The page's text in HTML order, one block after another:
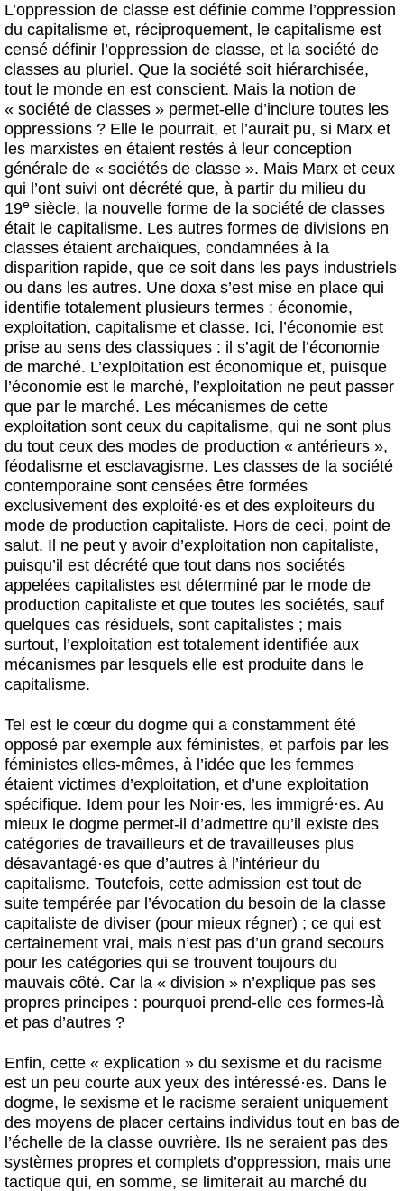
L’oppression de classe est définie comme l’oppression
du capitalisme et, réciproquement, le capitalisme est
censé définir l’oppression de classe, et la société de
classes au pluriel. Que la société soit hiérarchisée,
tout le monde en est conscient. Mais la notion de
« société de classes » permet-elle d’inclure toutes les
oppressions ? Elle le pourrait, et l’aurait pu, si Marx et
les marxistes en étaient restés à leur conception
générale de « sociétés de classe ». Mais Marx et ceux
qui l’ont suivi ont décrété que, à partir du milieu du
19e siècle, la nouvelle forme de la société de classes
était le capitalisme. Les autres formes de divisions en
classes étaient archaïques, condamnées à la
disparition rapide, que ce soit dans les pays industriels
ou dans les autres. Une doxa s’est mise en place qui
identifie totalement plusieurs termes : économie,
exploitation, capitalisme et classe. Ici, l’économie est
prise au sens des classiques : il s’agit de l’économie
de marché. L’exploitation est économique et, puisque
l’économie est le marché, l’exploitation ne peut passer
que par le marché. Les mécanismes de cette
exploitation sont ceux du capitalisme, qui ne sont plus
du tout ceux des modes de production « antérieurs »,
féodalisme et esclavagisme. Les classes de la société
contemporaine sont censées être formées
exclusivement des exploité·es et des exploiteurs du
mode de production capitaliste. Hors de ceci, point de
salut. Il ne peut y avoir d’exploitation non capitaliste,
puisqu’il est décrété que tout dans nos sociétés
appelées capitalistes est déterminé par le mode de
production capitaliste et que toutes les sociétés, sauf
quelques cas résiduels, sont capitalistes ; mais
surtout, l’exploitation est totalement identifiée aux
mécanismes par lesquels elle est produite dans le
capitalisme.
Tel est le cœur du dogme qui a constamment été
opposé par exemple aux féministes, et parfois par les
féministes elles-mêmes, à l’idée que les femmes
étaient victimes d’exploitation, et d’une exploitation
spécifique. Idem pour les Noir·es, les immigré·es. Au
mieux le dogme permet-il d’admettre qu’il existe des
catégories de travailleurs et de travailleuses plus
désavantagé·es que d’autres à l’intérieur du
capitalisme. Toutefois, cette admission est tout de
suite tempérée par l’évocation du besoin de la classe
capitaliste de diviser (pour mieux régner) ; ce qui est
certainement vrai, mais n’est pas d’un grand secours
pour les catégories qui se trouvent toujours du
mauvais côté. Car la « division » n’explique pas ses
propres principes : pourquoi prend-elle ces formes-là
et pas d’autres ?
Enfin, cette « explication » du sexisme et du racisme
est un peu courte aux yeux des intéressé·es. Dans le
dogme, le sexisme et le racisme seraient uniquement
des moyens de placer certains individus tout en bas de
l’échelle de la classe ouvrière. Ils ne seraient pas des
systèmes propres et complets d’oppression, mais une
tactique qui, en somme, se limiterait au marché du